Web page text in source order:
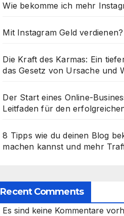
Wie bekomme ich mehr
Mit Instagram Geld
Die Kraft des Karmas: Ein
das Gesetz von Ursache und
Der Start eines Online-
Leitfaden für den
8 Tipps wie du deinen Blog
machen kannst und mehr
Recent Comments
Es sind keine Kommentare